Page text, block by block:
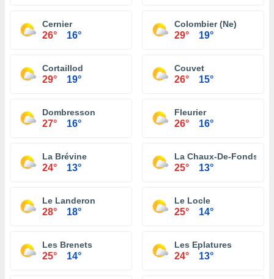
Cernier
26° 16°
Colombier (Ne)
29° 19°
Cortaillod
29° 19°
Couvet
26° 15°
Dombresson
27° 16°
Fleurier
26° 16°
La Brévine
24° 13°
La Chaux-De-Fonds
25° 13°
Le Landeron
28° 18°
Le Locle
25° 14°
Les Brenets
25° 14°
Les Eplatures
24° 13°